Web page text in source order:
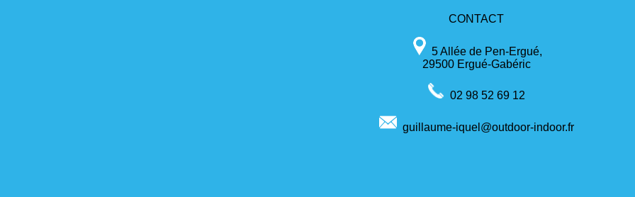
CONTACT
5 Allée de Pen-Ergué,
29500 Ergué-Gabéric
02 98 52 69 12
guillaume-iquel@outdoor-indoor.fr